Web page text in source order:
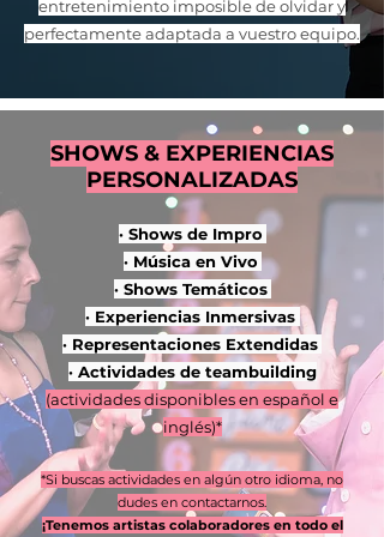
entretenimiento imposible de olvidar y
perfectamente adaptada a vuestro equipo.
SHOWS & EXPERIENCIAS
PERSONALIZADAS
· Shows de Impro
· Música en Vivo
· Shows Temáticos
· Experiencias Inmersivas
· Representaciones Extendidas
· Actividades de teambuilding
(actividades disponibles en español e
inglés)*
*Si buscas actividades en algún otro idioma, no
dudes en contactarnos.
¡Tenemos artistas colaboradores en todo el